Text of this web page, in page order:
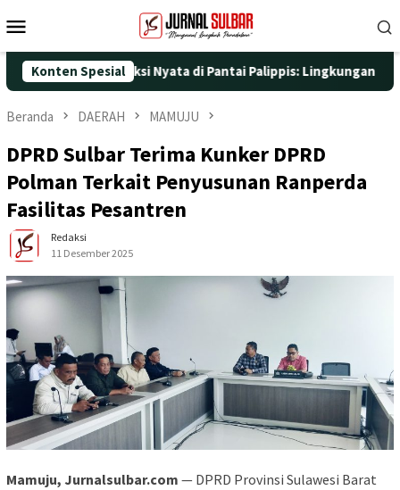
ke
Mobile
Konten Spesial
dengan Aksi Nyata di Pantai Palippis: Lingkungan dan
Beranda DAERAH MAMUJU
DPRD Sulbar Terima Kunker DPRD
Polman Terkait Penyusunan Ranperda
Fasilitas Pesantren
Redaksi
11 Desember 2025
Mamuju, Jurnalsulbar.com — DPRD Provinsi Sulawesi Barat